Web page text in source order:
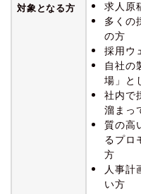
対象となる方
求人原
多くの
の方
採用ウ
自社の
場」と
社内で
溜まっ
質の高
るプロ
方
人事計
い方